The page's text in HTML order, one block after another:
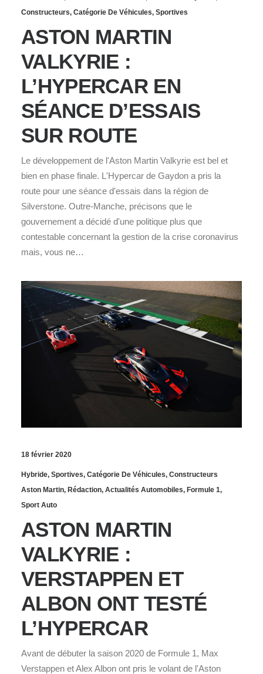
Constructeurs, Catégorie De Véhicules, Sportives
ASTON MARTIN
VALKYRIE :
L’HYPERCAR EN
SÉANCE D’ESSAIS
SUR ROUTE
Le développement de l'Aston Martin Valkyrie est bel et
bien en phase finale. L'Hypercar de Gaydon a pris la
route pour une séance d'essais dans la région de
Silverstone. Outre-Manche, précisons que le
gouvernement a décidé d'une politique plus que
contestable concernant la gestion de la crise coronavirus
mais, vous ne…
18 février 2020
Hybride, Sportives, Catégorie De Véhicules, Constructeurs
Aston Martin, Rédaction, Actualités Automobiles, Formule 1,
Sport Auto
ASTON MARTIN
VALKYRIE :
VERSTAPPEN ET
ALBON ONT TESTÉ
L’HYPERCAR
Avant de débuter la saison 2020 de Formule 1, Max
Verstappen et Alex Albon ont pris le volant de l'Aston